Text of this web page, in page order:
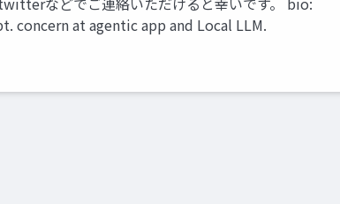
concern at agentic app and Local LLM.